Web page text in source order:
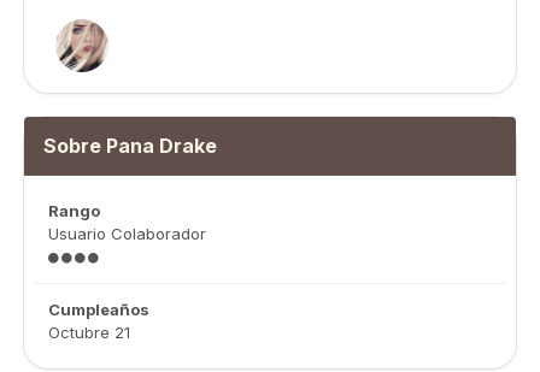
Sobre Pana Drake
Rango
Usuario Colaborador
Cumpleaños
Octubre 21